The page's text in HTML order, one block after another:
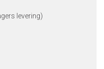
levering)